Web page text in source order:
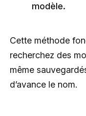
modèle.
Cette méthode
recherchez des
même
d’avance le nom.